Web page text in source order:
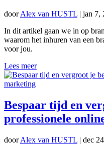
doorAlex van HUSTL | jan 7,
In dit artikel gaan we in op
waarom het inhuren van een
voor jou.
Lees meer
Bespaar tijd en
professionele
doorAlex van HUSTL | dec